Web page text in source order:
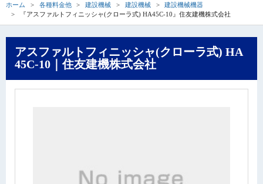
ホーム 各種料金他 建設機械 建設機械
建設機械機器
『アスファルトフィニッシャ(クローラ式) HA45C-10』住友建機株式会社
アスファルトフィニッシャ(クローラ式) HA
45C-10｜住友建機株式会社